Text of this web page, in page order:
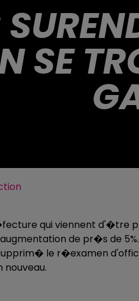
SE
qui viennent d'�tre
de pr�s de
le r�examen